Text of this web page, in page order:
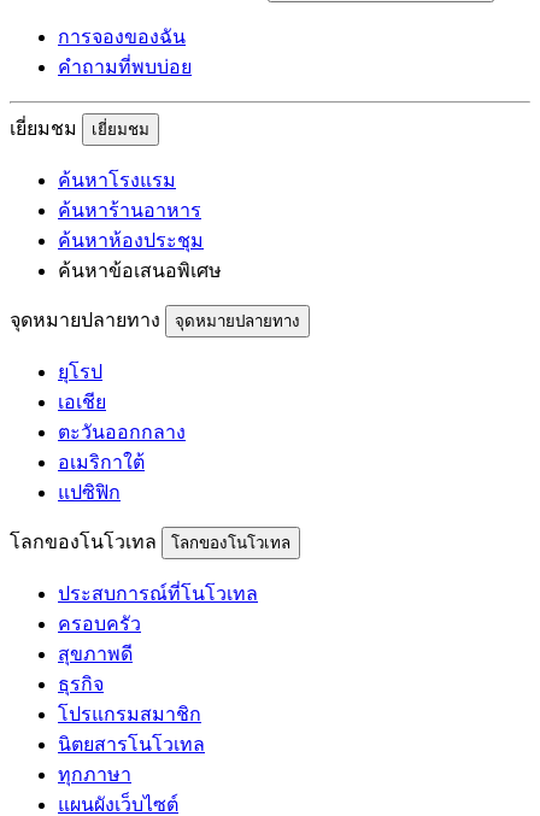
การจองของฉัน
คำถามที่พบบ่อย
เยี่ยมชม เยี่ยมชม
ค้นหาโรงแรม
ค้นหาร้านอาหาร
ค้นหาห้องประชุม
ค้นหาข้อเสนอพิเศษ
จุดหมายปลายทาง จุดหมายปลายทาง
ยุโรป
เอเชีย
ตะวันออกกลาง
อเมริกาใต้
แปซิฟิก
โลกของโนโวเทล โลกของโนโวเทล
ประสบการณ์ที่โนโวเทล
ครอบครัว
สุขภาพดี
ธุรกิจ
โปรแกรมสมาชิก
นิตยสารโนโวเทล
ทุกภาษา
แผนผังเว็บไซต์